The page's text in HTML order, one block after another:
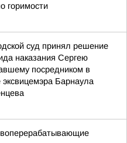
горимости
суд принял решение
наказания Сергею
посредником в
Барнаула